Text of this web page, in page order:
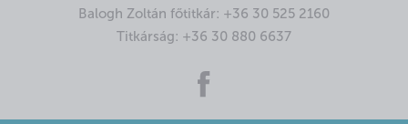
Balogh Zoltán főtitkár: +36 30 525 2160
Titkárság: +36 30 880 6637